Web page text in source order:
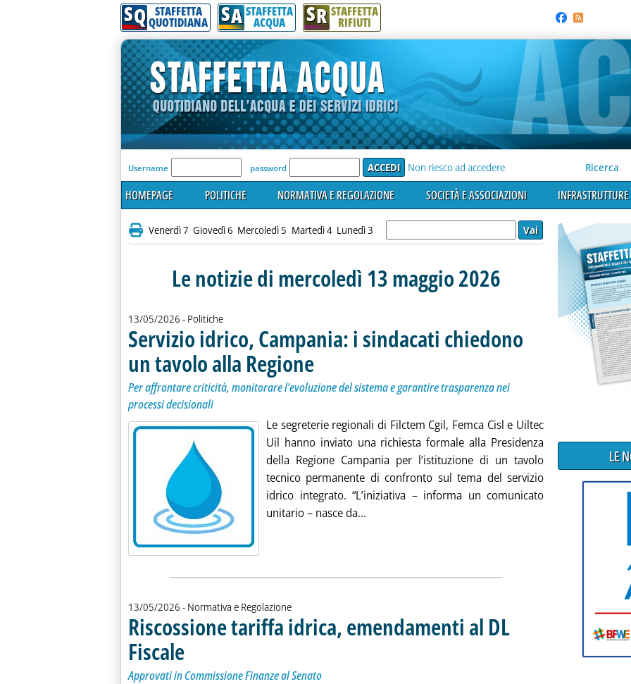
SQ STAFFETTA
QUOTIDIANA SA STAFFETTA
ACQUA SR STAFFETTA
RIFIUTI
'Modulo Login per accedere'
Username password Non riesco ad accedere Ricerca
HOMEPAGE POLITICHE NORMATIVA E REGOLAZIONE SOCIETÀ E ASSOCIAZIONI
Venerdì 7 Giovedì 6 Mercoledì 5 Martedì 4 Lunedì 3
Le notizie di mercoledì 13 maggio 2026
13/05/2026 - Politiche
Servizio idrico, Campania: i sindacati chiedono
un tavolo alla Regione . Sottotitolo: Per affrontare criticità, monitorare l’evoluzione del sistema e garantire
Per affrontare criticità, monitorare l’evoluzione del sistema e garantire trasparenza nei
processi decisionali
Le segreterie regionali di Filctem Cgil, Femca Cisl e Uiltec
Uil hanno inviato una richiesta formale alla Presidenza
della Regione Campania per l’istituzione di un tavolo
tecnico permanente di confronto sul tema del servizio
idrico integrato. “L’iniziativa – informa un comunicato
unitario – nasce da... Leggi tutta la notizia: 'Servizio idrico, Campania: i
13/05/2026 - Normativa e Regolazione
Riscossione tariffa idrica, emendamenti al DL
Fiscale
Approvati in Commissione Finanze al Senato
LE